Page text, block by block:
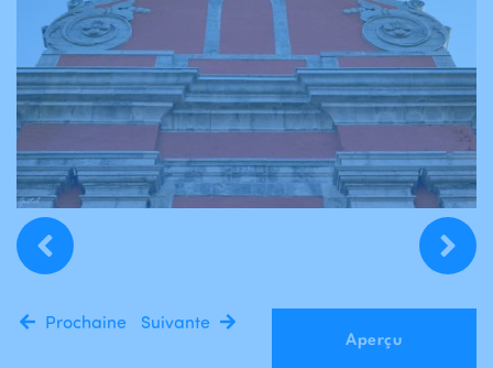
Prochaine
Aperçu
Suivante